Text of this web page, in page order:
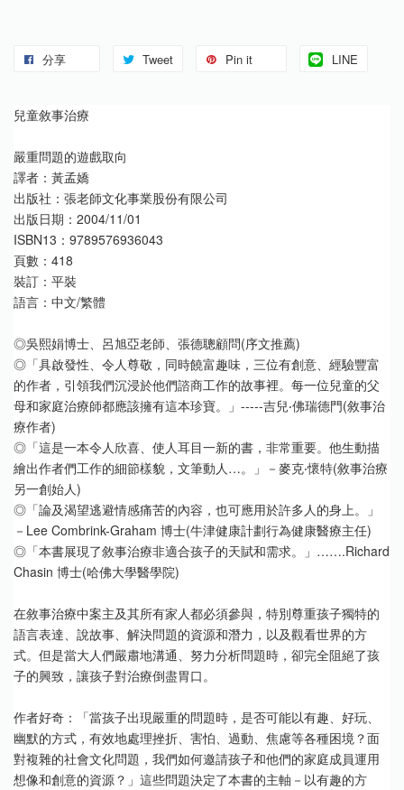
分享 Tweet Pin it LINE
兒童敘事治療
嚴重問題的遊戲取向
譯者：黃孟嬌
出版社：張老師文化事業股份有限公司
出版日期：2004/11/01
ISBN13：9789576936043
頁數：418
裝訂：平裝
語言：中文/繁體
◎吳熙娟博士、呂旭亞老師、張德聰顧問(序文推薦)
◎「具啟發性、令人尊敬，同時饒富趣味，三位有創意、經驗豐富
的作者，引領我們沉浸於他們諮商工作的故事裡。每一位兒童的父
母和家庭治療師都應該擁有這本珍寶。」-----吉兒‧佛瑞德門(敘事治
療作者)
◎「這是一本令人欣喜、使人耳目一新的書，非常重要。他生動描
繪出作者們工作的細節樣貌，文筆動人…。」－麥克‧懷特(敘事治療
另一創始人)
◎「論及渴望逃避情感痛苦的內容，也可應用於許多人的身上。」
－Lee Combrink-Graham 博士(牛津健康計劃行為健康醫療主任)
◎「本書展現了敘事治療非適合孩子的天賦和需求。」…….Richard
Chasin 博士(哈佛大學醫學院)
在敘事治療中案主及其所有家人都必須參與，特別尊重孩子獨特的
語言表達、說故事、解決問題的資源和潛力，以及觀看世界的方
式。但是當大人們嚴肅地溝通、努力分析問題時，卻完全阻絕了孩
子的興致，讓孩子對治療倒盡胃口。
作者好奇：「當孩子出現嚴重的問題時，是否可能以有趣、好玩、
幽默的方式，有效地處理挫折、害怕、過動、焦慮等各種困境？面
對複雜的社會文化問題，我們如何邀請孩子和他們的家庭成員運用
想像和創意的資源？」這些問題決定了本書的主軸－以有趣的方